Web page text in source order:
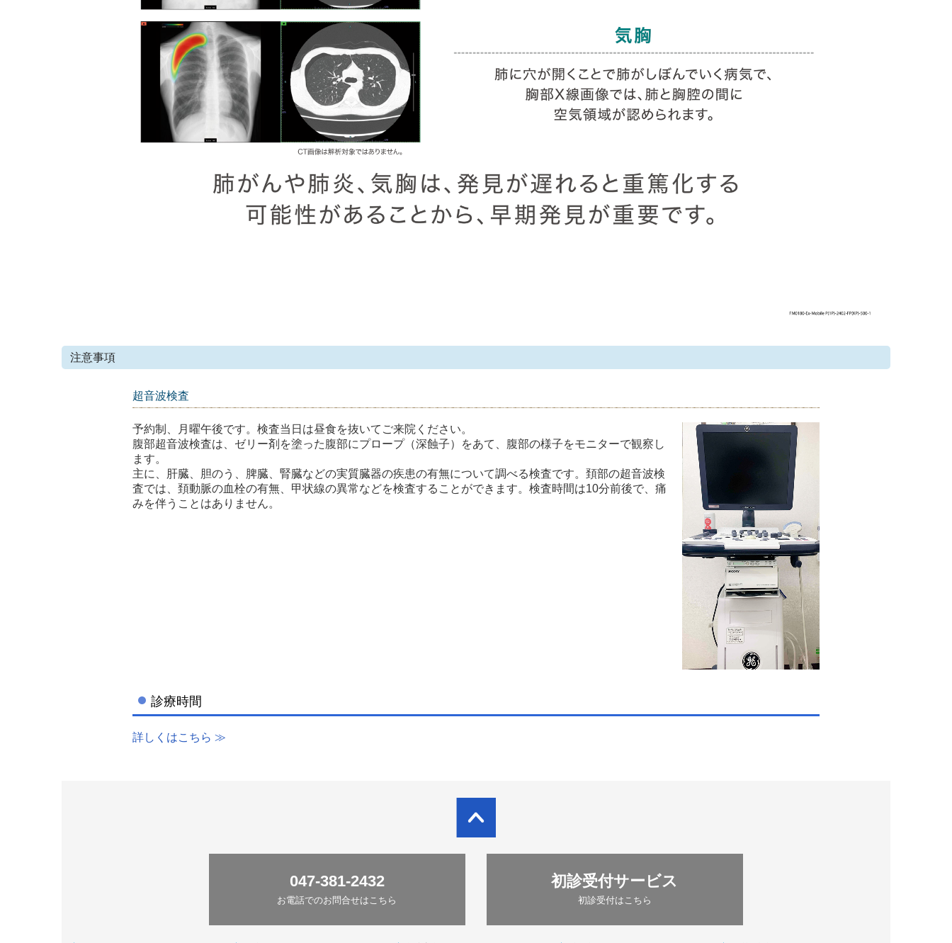
注意事項
超音波検査
予約制、月曜午後です。検査当日は昼食を抜いてご来院ください。
腹部超音波検査は、ゼリー剤を塗った腹部にプロープ（深蝕子）をあて、腹部の様子をモニターで観察し
ます。
主に、肝臓、胆のう、脾臓、腎臓などの実質臓器の疾患の有無について調べる検査です。頚部の超音波検
査では、頚動脈の血栓の有無、甲状線の異常などを検査することができます。検査時間は10分前後で、痛
みを伴うことはありません。
診療時間
詳しくはこちら ≫
047-381-2432
お電話でのお問合せはこちら
初診受付サービス
初診受付はこちら